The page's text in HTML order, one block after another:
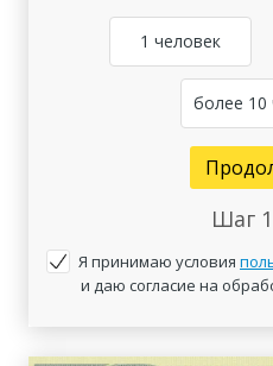
1 человек
более 10
Шаг 1
Я принимаю условия
и даю согласие на